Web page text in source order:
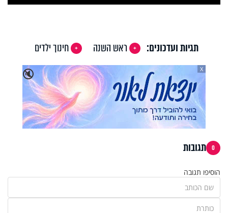
תגיות ועדכונים: ראש השנה
חינוך ילדים
🔇
X
0 תגובות
הוסיפו תגובה